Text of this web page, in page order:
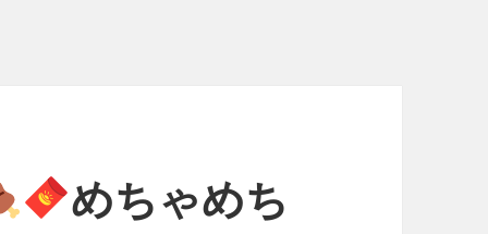
めちゃめち